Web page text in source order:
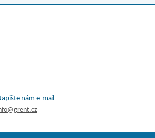
nám e-mail